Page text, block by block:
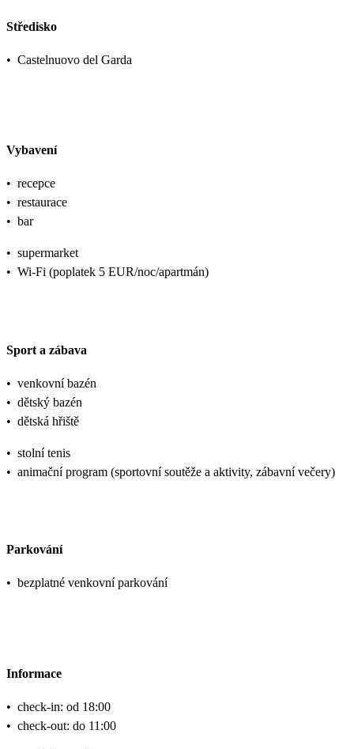
Středisko
• Castelnuovo del Garda
Vybavení
• recepce
• restaurace
• bar
• supermarket
• Wi-Fi (poplatek 5 EUR/noc/apartmán)
Sport a zábava
• venkovní bazén
• dětský bazén
• dětská hřiště
• stolní tenis
• animační program (sportovní soutěže a aktivity, zábavní večery)
Parkování
• bezplatné venkovní parkování
Informace
• check-in: od 18:00
• check-out: do 11:00